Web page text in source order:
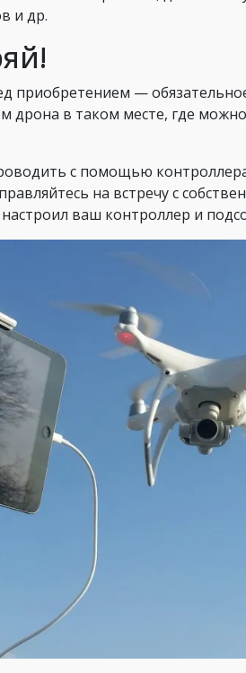
и др.
приобретением —
дрона в таком месте, где
с помощью
на встречу с
ваш контроллер и